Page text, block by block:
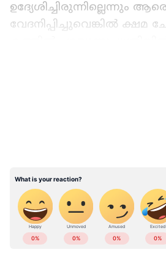
ഉദ്യേശിച്ചിരുന്നില്ലെന്നും
വേദനിപ്പിച്ചുവെങ്കിൽ ക്ഷമ
ക്ഷേത്ര പരിസരത്ത്
നയൻസ്-വിഘ്‍നേശ്
വിവാദത്തിൽ
ABOUT THE AUTHOR